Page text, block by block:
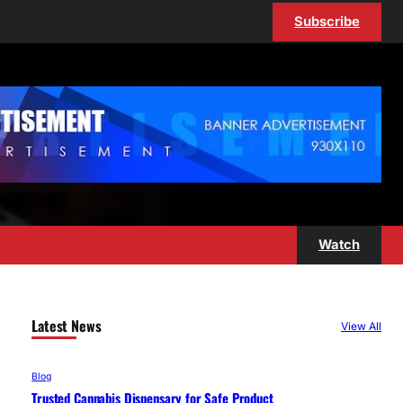
Subscribe
Watch
Latest News View All
Blog
Trusted Cannabis Dispensary for Safe Product